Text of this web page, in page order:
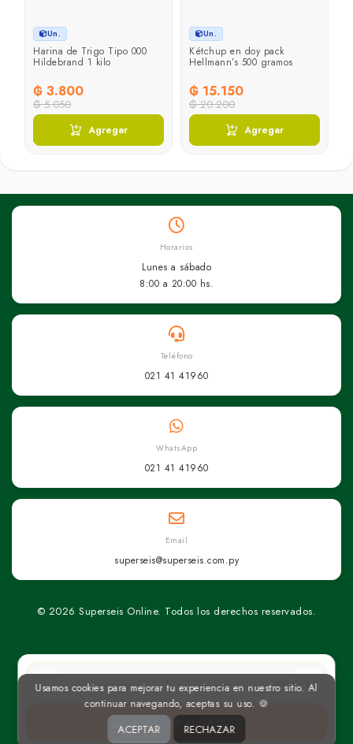
un
AGREGAR AL CARRITO
Un.
Harina de Trigo Tipo 000
Hildebrand 1 kilo
₲ 3.800
₲ 5.050
Agregar
Un.
Kétchup en doy pack
Hellmann’s 500 gramos
₲ 15.150
₲ 20.200
Agregar
Horarios
Lunes a sábado
8:00 a 20:00 hs.
Teléfono
021 41 41960
WhatsApp
021 41 41960
Email
superseis@superseis.com.py
© 2026 Superseis Online. Todos los derechos reservados.
Usamos cookies para mejorar tu experiencia en nuestro sitio. Al
continuar navegando, aceptas su uso. 🍪
ACEPTAR RECHAZAR